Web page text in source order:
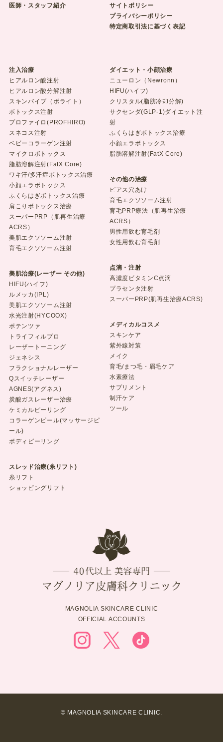
医師・スタッフ紹介
サイトポリシー
プライバシーポリシー
特定商取引法に基づく表記
注入治療
ヒアルロン酸注射
ヒアルロン酸分解注射
スキンバイブ（ボライト）
ボトックス注射
プロファイロ(PROFHIRO)
スネコス注射
ベビーコラーゲン注射
マイクロボトックス
脂肪溶解注射(FatX Core)
ワキ汗/多汗症ボトックス治療
小顔エラボトックス
ふくらはぎボトックス治療
肩こりボトックス治療
スーパーPRP（肌再生治療
ACRS）
美肌エクソソーム注射
育毛エクソソーム注射
美肌治療(レーザー その他)
HIFU(ハイフ)
ルメッカ(IPL)
美肌エクソソーム注射
水光注射(HYCOOX)
ポテンツァ
トライフィルプロ
レーザートーニング
ジェネシス
フラクショナルレーザー
Qスイッチレーザー
AGNES(アグネス)
炭酸ガスレーザー治療
ケミカルピーリング
コラーゲンピール(マッサージピ
ール)
ボディピーリング
スレッド治療(糸リフト)
糸リフト
ショッピングリフト
ダイエット・小顔治療
ニューロン（Newronn）
HIFU(ハイフ)
クリスタル(脂肪冷却分解)
サクセンダ(GLP-1)ダイエット注
射
ふくらはぎボトックス治療
小顔エラボトックス
脂肪溶解注射(FatX Core)
その他の治療
ピアス穴あけ
育毛エクソソーム注射
育毛PRP療法（肌再生治療
ACRS）
男性用飲む育毛剤
女性用飲む育毛剤
点滴・注射
高濃度ビタミンC点滴
プラセンタ注射
スーパーPRP(肌再生治療ACRS)
メディカルコスメ
スキンケア
紫外線対策
メイク
育毛/まつ毛・眉毛ケア
水素療法
サプリメント
制汗ケア
ツール
MAGNOLIA SKINCARE CLINIC
OFFICIAL ACCOUNTS
© MAGNOLIA SKINCARE CLINIC.